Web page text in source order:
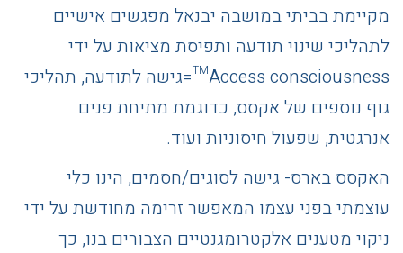
מקיימת בביתי במושבה יבנאל מפגשים אישיים
לתהליכי שינוי תודעה ותפיסת מציאות על ידי
Access consciousness™️=גישה לתודעה, תהליכי
גוף נוספים של אקסס, כדוגמת מתיחת פנים
אנרגטית, שפעול חיסוניות ועוד.
האקסס בארס- גישה לסוגים/חסמים, הינו כלי
עוצמתי בפני עצמו המאפשר זרימה מחודשת על ידי
ניקוי מטענים אלקטרומגנטיים הצבורים בנו, כך